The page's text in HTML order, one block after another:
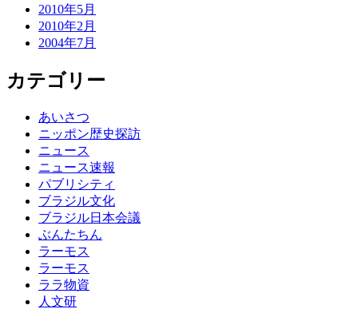
2010年5月
2010年2月
2004年7月
カテゴリー
あいさつ
ニッポン歴史探訪
ニュース
ニュース速報
パブリシティ
ブラジル文化
ブラジル日本会議
ぶんたちん
ラーモス
ラーモス
ララ物資
人文研